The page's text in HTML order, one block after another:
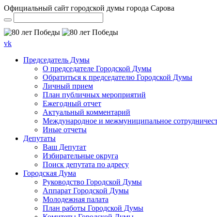
Официальный сайт городской думы города Сарова
vk
Председатель Думы
О председателе Городской Думы
Обратиться к председателю Городской Думы
Личный прием
План публичных мероприятий
Ежегодный отчет
Актуальный комментарий
Международное и межмуниципальное
Иные отчеты
Депутаты
Ваш Депутат
Избирательные округа
Поиск депутата по адресу
Городская Дума
Руководство Городской Думы
Аппарат Городской Думы
Молодежная палата
План работы Городской Думы